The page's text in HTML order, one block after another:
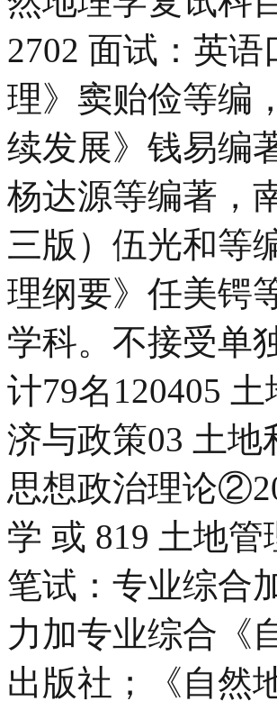
2702 面试：英
理》窦贻俭等编
续发展》钱易编
杨达源等编著，
三版）伍光和等
理纲要》任美锷
学科。不接受单
计79名120405
济与政策03 土
思想政治理论
学 或 819 土地
笔试：专业综合
力加专业综合《
出版社；《自然